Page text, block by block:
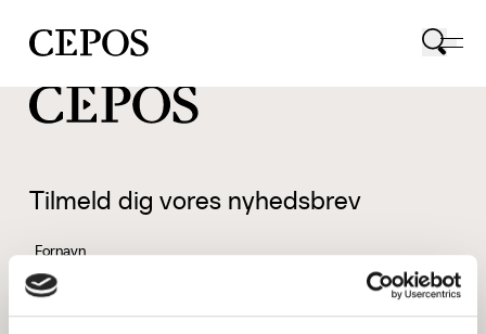
CEPOS logo
Tilmeld dig vores nyhedsbrev
Fornavn